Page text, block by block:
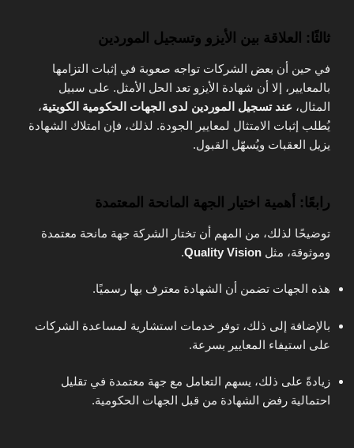
ثالثًا: العلاقة بين الأيزو وتسجيل الموردين
في حين أن بعض الشركات تواجه صعوبة في إثبات التزامها
بالمعايير، إلا أن شهادة الأيزو تعد الحل الأمثل. على سبيل
المثال، عند تسجيل الموردين لدى الجهات الحكومية الكويتية،
يُطلب إثبات الامتثال لمعايير الجودة. لذلك، فإن امتلاك الشهادة
يزيل العقبات ويُسهّل القبول.
رابعًا: أهمية اختيار الجهة المانحة المعتمدة
توضيحًا لذلك، من المهم أن تختار الشركة جهة مانحة معتمدة
وموثوقة، مثل Quality Vision
.
هذه الجهات تضمن أن الشهادة معترف بها رسميًا.
بالإضافة إلى ذلك، توفر خدمات استشارية لمساعدة الشركات
على استيفاء المعايير بسرعة.
زيادةً على ذلك، يسهم التعامل مع جهة معتمدة في تقليل
احتمالية رفض الشهادة من قبل الجهات الحكومية.